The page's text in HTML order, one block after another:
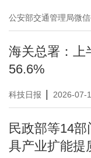
公安部交通管理局微
海关总署：上
56.6%
科技日报 2026-07-
民政部等14
具产业扩能提